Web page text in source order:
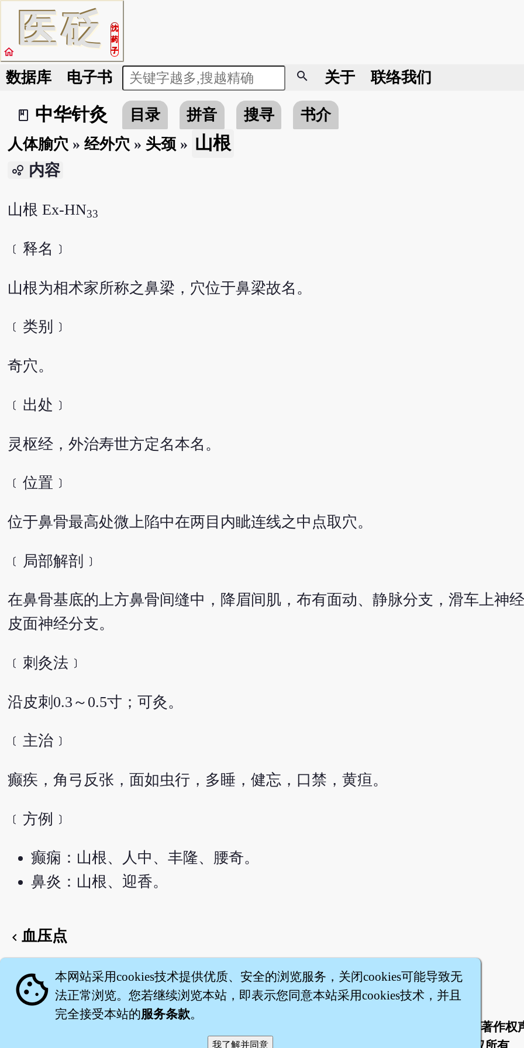
医砭
沈
药
子
home
数据库 电子书 search 关于 联络我们
book_2
中华针灸 目录 拼音 搜寻
书介
人体腧穴 » 经外穴 » 头颈» 山根
bubble_chart 内容
山根 Ex-HN33
﹝释名﹞
山根为相术家所称之鼻梁，穴位于鼻梁故名。
﹝类别﹞
奇穴。
﹝出处﹞
灵枢经，外治寿世方定名本名。
﹝位置﹞
位于鼻骨最高处微上陷中在两目内眦连线之中点取穴。
﹝局部解剖﹞
在鼻骨基底的上方鼻骨间缝中，降眉间肌，布有面动、静脉分支，滑车上神经
皮面神经分支。
﹝刺灸法﹞
沿皮刺0.3～0.5寸；可灸。
﹝主治﹞
癫疾，角弓反张，面如虫行，多睡，健忘，口禁，黄疸。
﹝方例﹞
癫痫：山根、人中、丰隆、腰奇。
鼻炎：山根、迎香。
chevron_left 血压点
English version
著作权
cookie 本网站采用cookies技术提供优质、安全的浏览服务，关闭cookies可能导致无
法正常浏览。您若继续浏览本站，即表示您同意本站采用cookies技术，并且
完全接受本站的服务条款。